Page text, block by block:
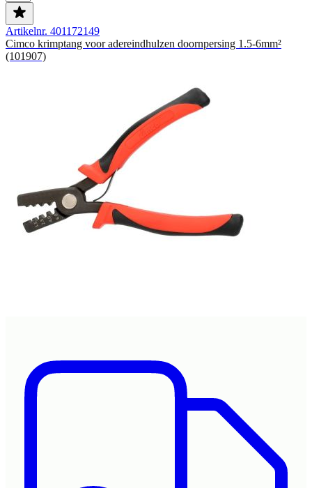
Artikelnr. 401172149
Cimco krimptang voor adereindhulzen doornpersing 1.5-6mm²
(101907)